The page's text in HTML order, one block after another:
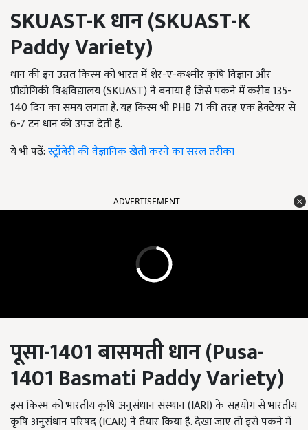
SKUAST-Kधान (SKUAST-K
Paddy Variety)
धान की इन उन्नत किस्म को भारत में शेर-ए-कश्मीर कृषि विज्ञान और
प्रौद्योगिकी विश्वविद्यालय (SKUAST) ने बनाया है जिसे पकने में करीब 135-
140दिन का समय लगता है. यह किस्म भीPHB 71की तरह एक हेक्टेयर से
6-7टन धान की उपज देती है.
ये भी पढ़ें:स्ट्रॉबेरी की वैज्ञानिक खेती करने का सरल तरीका
ADVERTISEMENT
पूसा-1401बासमती धान (Pusa-
1401 Basmati Paddy Variety)
इस किस्म को भारतीय कृषि अनुसंधान संस्थान (IARI)के सहयोग से भारतीय
कृषि अनुसंधान परिषद (ICAR)ने तैयार किया है. देखा जाए तो इसे पकने में